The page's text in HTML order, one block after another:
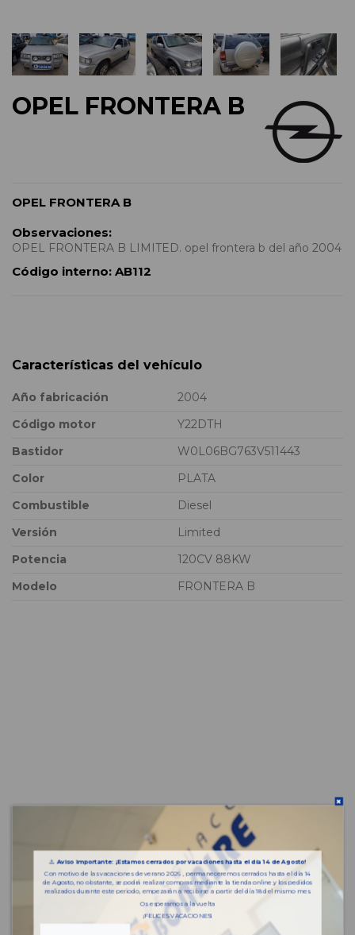
OPEL FRONTERA B
OPEL FRONTERA B
Observaciones:
OPEL FRONTERA B LIMITED. opel frontera b del año 2004
Código interno: AB112
Características del vehículo
Año fabricación
2004
Código motor
Y22DTH
Bastidor
W0L06BG763V511443
Color
PLATA
Combustible
Diesel
Versión
Limited
Potencia
120CV 88KW
Modelo
FRONTERA B
⚠️ Aviso importante: ¡Estamos cerrados por vacaciones hasta el día 14 de Agosto!
Con motivo de las vacaciones de verano 2026 , permaneceremos cerrados hasta el día 14
de Agosto, no obstante, se podrá realizar compras mediante la tienda online y los pedidos
realizados durante este periodo, empezarán a recibirse a partir del día 18 del mismo mes.
Os esperamos a la vuelta
¡FELICES VACACIONES!